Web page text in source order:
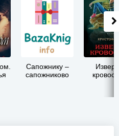
Сапожнику –
сапожниково